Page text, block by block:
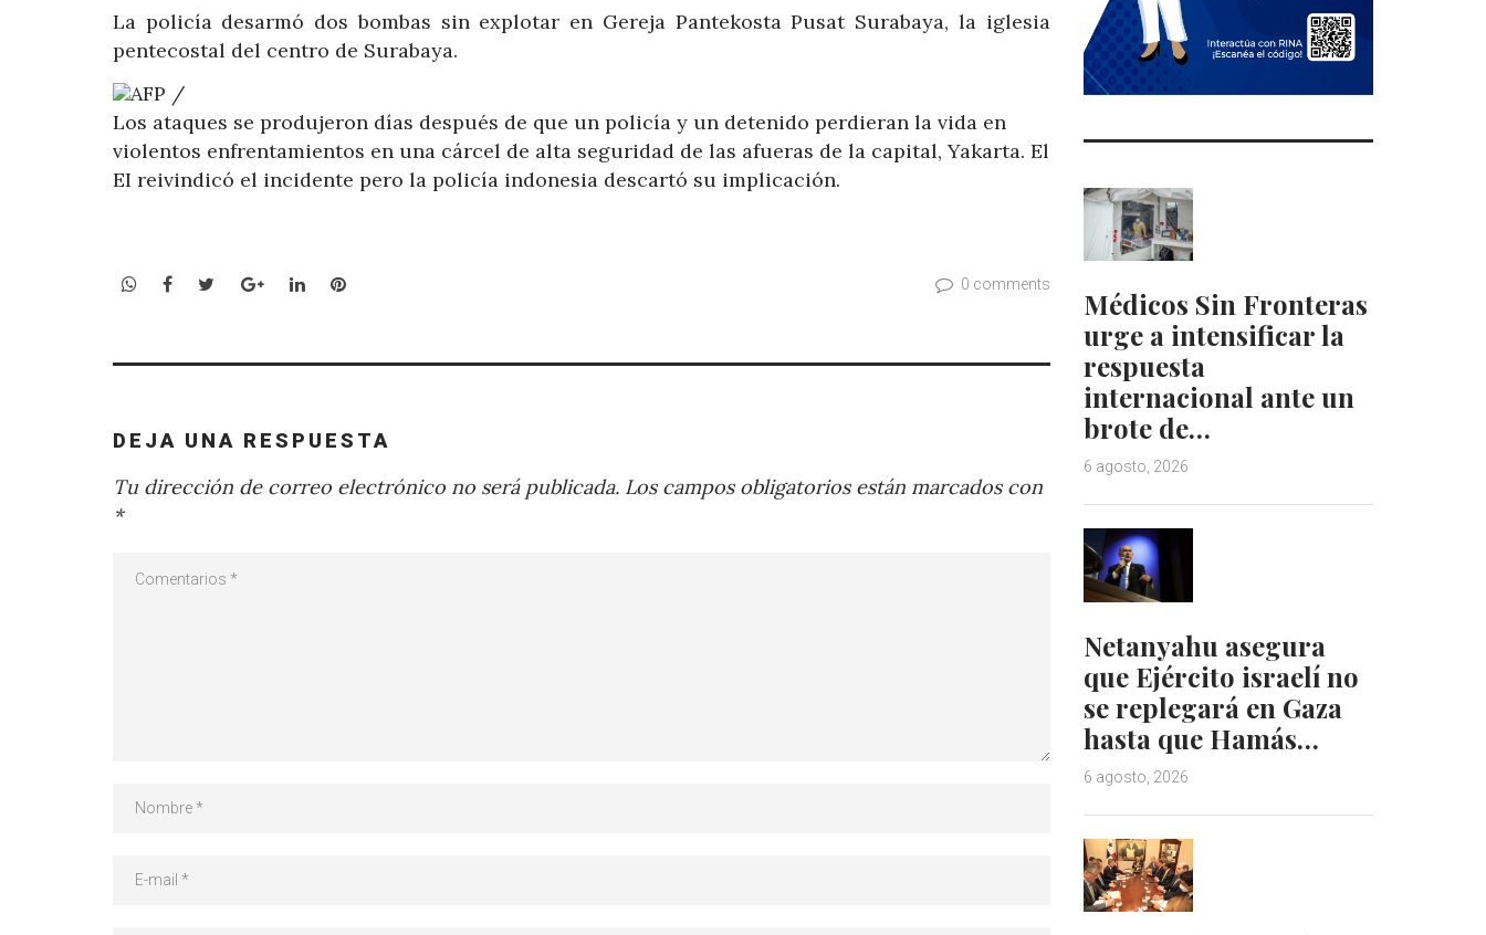
La policía desarmó dos bombas sin explotar en Gereja Pantekosta Pusat Surabaya, la iglesia
pentecostal del centro de Surabaya.
AFP /
Los ataques se produjeron días después de que un policía y un detenido perdieran la vida en
violentos enfrentamientos en una cárcel de alta seguridad de las afueras de la capital, Yakarta. El
EI reivindicó el incidente pero la policía indonesia descartó su implicación.
WhatsApp
Facebook
TwitterGoogle+LinkedInPinterest 0 comments
DEJA UNA RESPUESTA
Tu dirección de correo electrónico no será publicada. Los campos obligatorios están marcados con
*
Médicos Sin Fronteras
urge a intensificar la
respuesta
internacional ante un
brote de…
6 agosto, 2026
Netanyahu asegura
que Ejército israelí no
se replegará en Gaza
hasta que Hamás…
6 agosto, 2026